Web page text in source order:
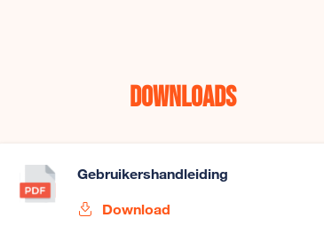
Downloads
Gebruikershandleiding
Download